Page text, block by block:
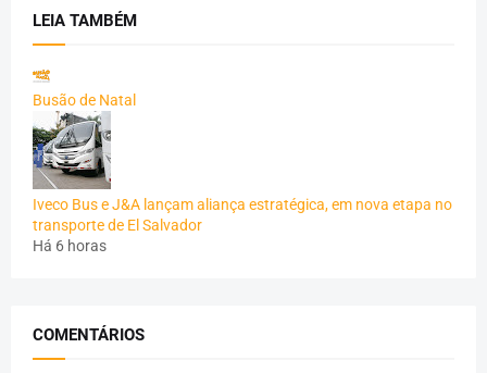
LEIA TAMBÉM
Busão de Natal
Iveco Bus e J&A lançam aliança estratégica, em nova etapa no
transporte de El Salvador
Há 6 horas
COMENTÁRIOS